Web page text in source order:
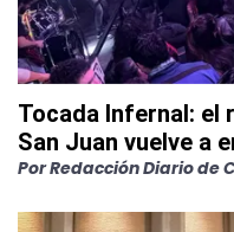
Tocada Infernal: el
San Juan vuelve a
PorRedacción Diario de